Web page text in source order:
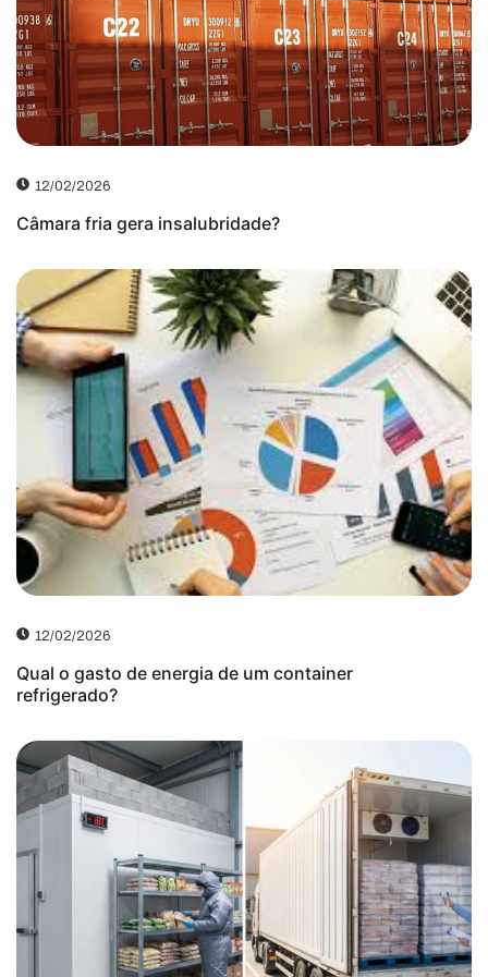
12/02/2026
Câmara fria gera insalubridade?
12/02/2026
Qual o gasto de energia de um container
refrigerado?